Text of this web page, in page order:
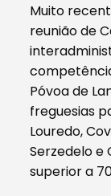
Muito
reunião de
Póvoa de
freguesias
Louredo,
Serzedelo e
superior a